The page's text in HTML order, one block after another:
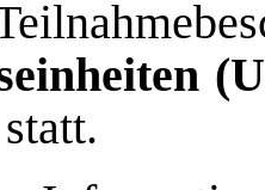
statt.